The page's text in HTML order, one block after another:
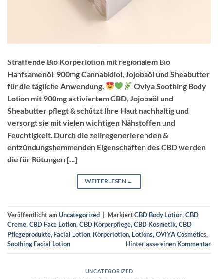
Straffende Bio Körperlotion mit regionalem Bio
Hanfsamenöl, 900mg Cannabidiol, Jojobaöl und Sheabutter
für die tägliche Anwendung.
Oviya Soothing Body
Lotion mit 900mg aktiviertem CBD, Jojobaöl und
Sheabutter pflegt & schützt Ihre Haut nachhaltig und
versorgt sie mit vielen wichtigen Nähstoffen und
Feuchtigkeit. Durch die zellregenerierenden &
entzündungshemmenden Eigenschaften des CBD werden
die für Rötungen […]
WEITERLESEN →
Veröffentlicht amUncategorized MarkiertCBD Body Lotion,CBD
Creme,CBD Face Lotion,CBD Körperpflege,CBD Kosmetik,CBD
Pflegeprodukte, Facial Lotion, Körperlotion, Lotions,OVIYA Cosmetics,
Soothing Facial Lotion
Hinterlasse einen Kommentar
UNCATEGORIZED